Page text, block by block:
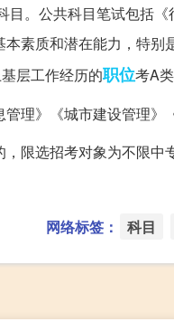
目。公共科目笔试包括
素质和潜在能力，特
层工作经历的职位考A
理》《城市建设管理》
限选招考对象为不限
网络标签： 科目